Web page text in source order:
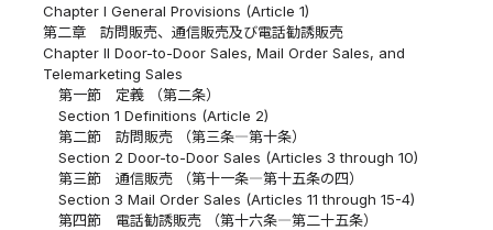
Chapter I General Provisions (Article 1)
第二章 訪問販売、通信販売及び電話勧誘販売
Chapter II Door-to-Door Sales, Mail Order Sales, and
Telemarketing Sales
第一節 定義 （第二条）
Section 1 Definitions (Article 2)
第二節 訪問販売 （第三条―第十条）
Section 2 Door-to-Door Sales (Articles 3 through 10)
第三節 通信販売 （第十一条―第十五条の四）
Section 3 Mail Order Sales (Articles 11 through 15-4)
第四節 電話勧誘販売 （第十六条―第二十五条）